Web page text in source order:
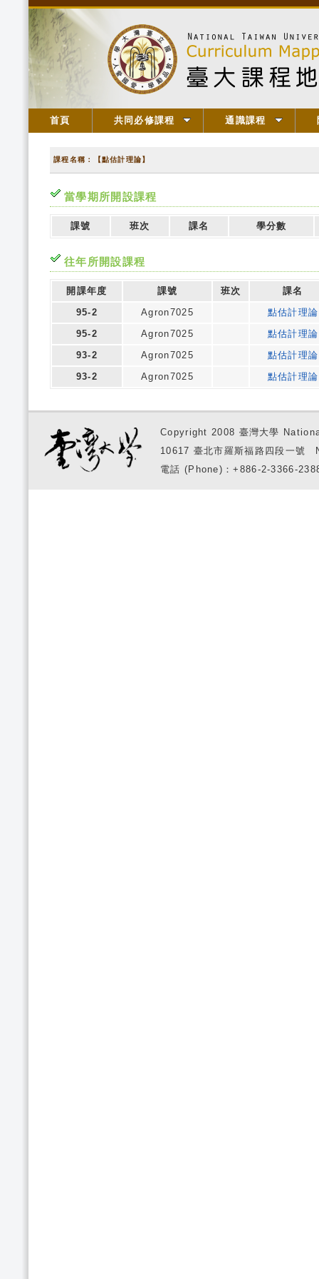
首頁 共同必修課程 通識課程
課程名稱：【點估計理論】
當學期所開設課程
課號 班次 課名 學分數
往年所開設課程
開課年度 課號 班次
課名
95-2
Agron7025
點估計理論
95-2
Agron7025
點估計理論
93-2
Agron7025
點估計理論
93-2
Agron7025 點估計理論
Copyright 2008 臺灣大學
10617 臺北市羅斯福路四段一
電話 (Phone)：+886-2-3366-